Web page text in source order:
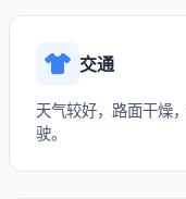
交通
天气较好，路面干燥
驶。